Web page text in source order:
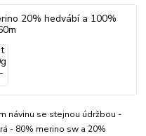
návinu se stejnou údržbou -
- 80% merino sw a 20%